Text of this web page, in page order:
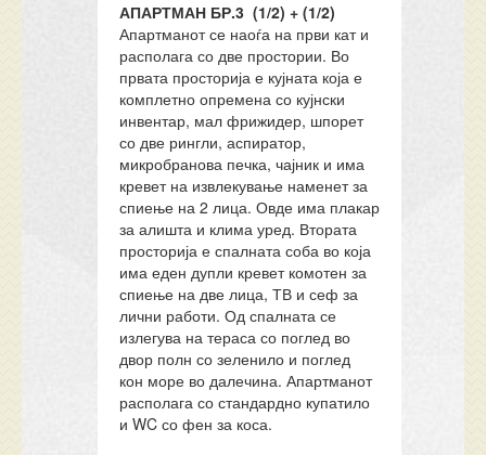
АПАРТМАН БР.3 (1/2) + (1/2)
Апартманот се наоѓа на први кат и
располага со две простории. Во
првата просторија е кујната која е
комплетно опремена со кујнски
инвентар, мал фрижидер, шпорет
со две рингли, аспиратор,
микробранова печка, чајник и има
кревет на извлекување наменет за
спиење на 2 лица. Овде има плакар
за алишта и клима уред. Втората
просторија е спалната соба во која
има еден дупли кревет комотен за
спиење на две лица, ТВ и сеф за
лични работи. Од спалната се
излегува на тераса со поглед во
двор полн со зеленило и поглед
кон море во далечина. Апартманот
располага со стандардно купатило
и WC со фен за коса.